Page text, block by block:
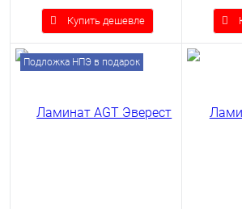
Купить дешевле
Подложка НПЭ в подарок